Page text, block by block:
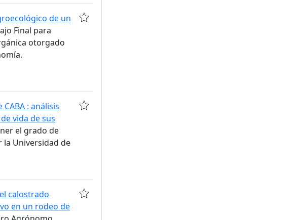
de un
Final para
otorgado
: análisis
vida de sus
el grado de
la Universidad de
calostrado
en un rodeo de